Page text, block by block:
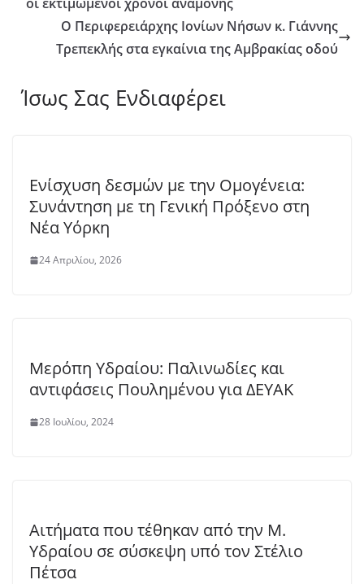
Ο Περιφερειάρχης Ιονίων Νήσων κ. Γιάννης
Τρεπεκλής στα εγκαίνια της Αμβρακίας οδού
Ίσως Σας Ενδιαφέρει
Ενίσχυση δεσμών με την Ομογένεια:
Συνάντηση με τη Γενική Πρόξενο στη
Νέα Υόρκη
24 Απριλίου, 2026
Μερόπη Υδραίου: Παλινωδίες και
αντιφάσεις Πουλημένου για ΔΕΥΑΚ
28 Ιουλίου, 2024
Αιτήματα που τέθηκαν από την Μ.
Υδραίου σε σύσκεψη υπό τον Στέλιο
Πέτσα